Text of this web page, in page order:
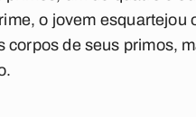
o jovem esquartejou
de seus primos,